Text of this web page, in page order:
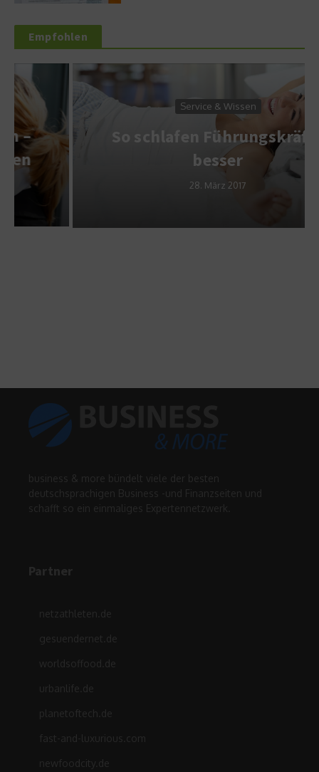
Empfohlen
Service & Wissen
So schlafen Führungskräfte
business & more bündelt viele der besten
deutschsprachigen Business -und Finanzseiten und
schafft so ein einmaliges Expertennetzwerk.
Partner
netzathleten.de
gesuendernet.de
worldsoffood.de
urbanlife.de
planetoftech.de
fast-and-luxurious.com
newfoodcity.de